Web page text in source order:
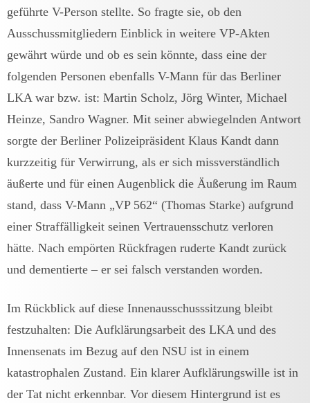
geführte V-Person stellte. So fragte sie, ob den
Ausschussmitgliedern Einblick in weitere VP-Akten
gewährt würde und ob es sein könnte, dass eine der
folgenden Personen ebenfalls V-Mann für das Berliner
LKA war bzw. ist: Martin Scholz, Jörg Winter, Michael
Heinze, Sandro Wagner. Mit seiner abwiegelnden Antwort
sorgte der Berliner Polizeipräsident Klaus Kandt dann
kurzzeitig für Verwirrung, als er sich missverständlich
äußerte und für einen Augenblick die Äußerung im Raum
stand, dass V-Mann „VP 562“ (Thomas Starke) aufgrund
einer Straffälligkeit seinen Vertrauensschutz verloren
hätte. Nach empörten Rückfragen ruderte Kandt zurück
und dementierte – er sei falsch verstanden worden.
Im Rückblick auf diese Innenausschusssitzung bleibt
festzuhalten: Die Aufklärungsarbeit des LKA und des
Innensenats im Bezug auf den NSU ist in einem
katastrophalen Zustand. Ein klarer Aufklärungswille ist in
der Tat nicht erkennbar. Vor diesem Hintergrund ist es